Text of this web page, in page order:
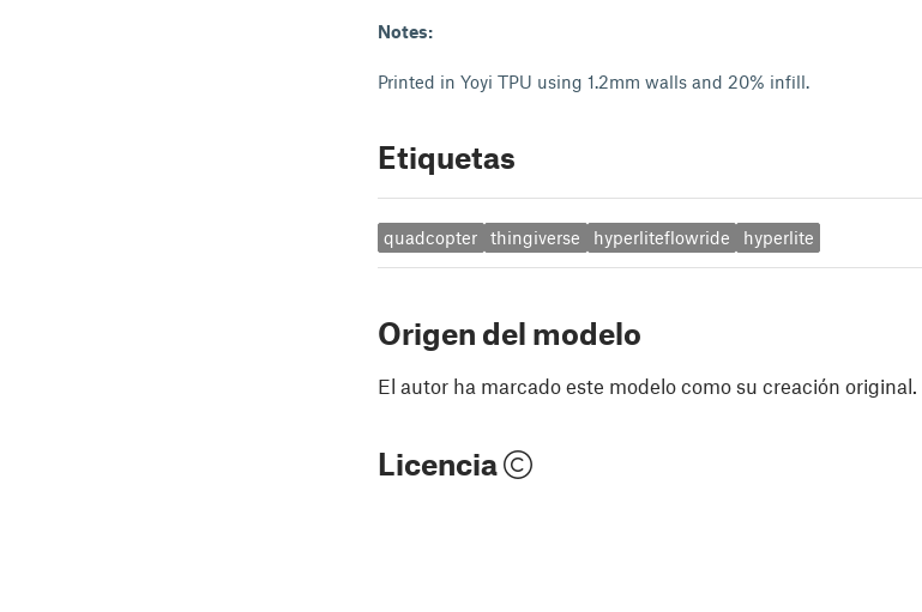
Notes:
Printed in Yoyi TPU using 1.2mm walls and 20% infill.
Etiquetas
quadcopter thingiverse hyperliteflowride hyperlite
Origen del modelo
El autor ha marcado este modelo como su creación original.
Licencia